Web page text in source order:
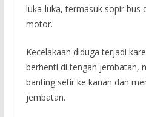
luka-luka, termasuk sopir bus
motor.
Kecelakaan diduga terjadi
berhenti di tengah jembatan,
banting setir ke kanan dan
jembatan.